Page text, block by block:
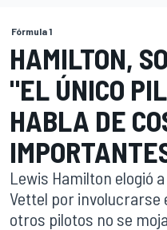
Fórmula 1
HAMILTON,
"EL ÚNICO
HABLA DE
Lewis Hamilton elogió
Vettel por involucrarse
otros pilotos no se